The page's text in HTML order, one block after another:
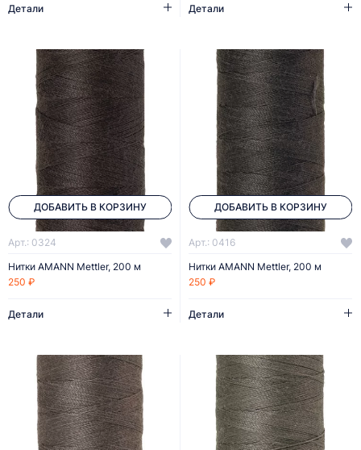
Детали Детали
ДОБАВИТЬ В КОРЗИНУ
Арт.: 0324
Нитки AMANN Mettler, 200 м
250 ₽
Детали
ДОБАВИТЬ В КОРЗИНУ
Арт.: 0416
Нитки AMANN Mettler, 200 м
250 ₽
Детали